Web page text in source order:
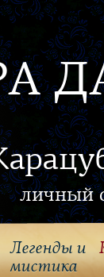
личный
Легенды и
мистика